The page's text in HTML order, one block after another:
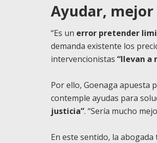
Ayudar,
“Es un error pretender
demanda existente los
intervencionistas “llevan a
Por ello, Goenaga apuesta
contemple ayudas para
justicia”. “Sería mucho
En este sentido, la